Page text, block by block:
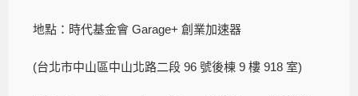
地點：時代基金會 Garage+ 創業加速器
(台北市中山區中山北路二段 96 號後棟 9 樓 918 室)